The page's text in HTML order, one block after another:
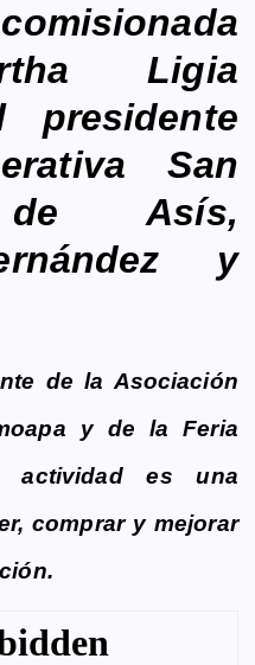
Ligia
presidente
San
de Asís,
y
de la Asociación
y de la Feria
actividad es una
comprar y mejorar